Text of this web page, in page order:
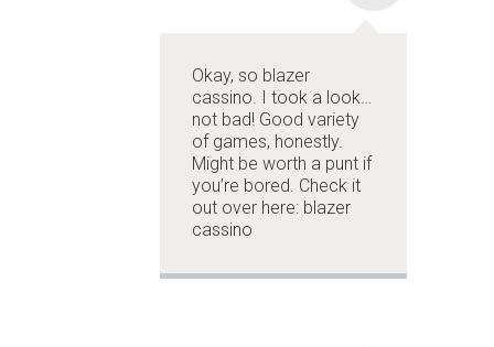
Okay, so blazer
cassino. I took a look…
not bad! Good variety
of games, honestly.
Might be worth a punt if
you’re bored. Check it
out over here: blazer
cassino